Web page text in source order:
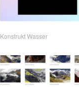
Konstrukt Wasser